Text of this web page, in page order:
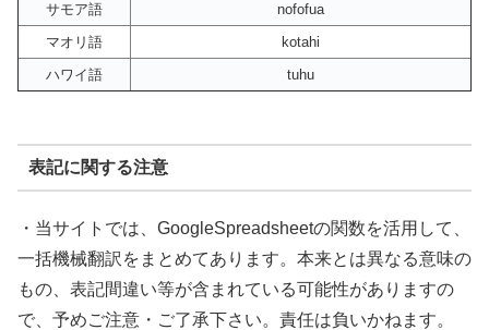
サモア語
nofofua
マオリ語
kotahi
ハワイ語
tuhu
表記に関する注意
・当サイトでは、GoogleSpreadsheetの関数を活用して、
一括機械翻訳をまとめてあります。本来とは異なる意味の
もの、表記間違い等が含まれている可能性がありますの
で、予めご注意・ご了承下さい。責任は負いかねます。